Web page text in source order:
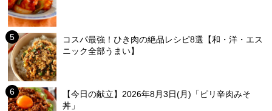
コスパ最強！ひき肉の絶品レシピ8選【和・洋・エス
ニック全部うまい】
【今日の献立】2026年8月3日(月)「ピリ辛肉みそ
丼」